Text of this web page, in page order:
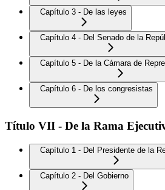
Capítulo 3 - De las leyes
Capítulo 4 - Del Senado de la
Capítulo 5 - De la Cámara de
Capítulo 6 - De los congresistas
Título VII - De la Rama
Capítulo 1 - Del Presidente de la
Capítulo 2 - Del Gobierno